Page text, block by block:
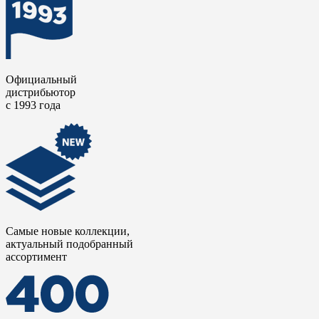
Официальный
дистрибьютор
с 1993 года
Самые новые коллекции,
актуальный подобранный
ассортимент